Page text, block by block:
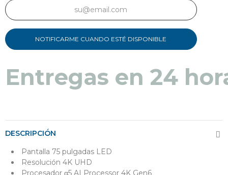
NOTIFICARME CUANDO ESTÉ DISPONIBLE
Entregas en 24
DESCRIPCIÓN
Pantalla 75 pulgadas LED
Resolución 4K UHD
Procesador α5 AI Processor 4K Gen6